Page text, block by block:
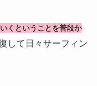
くということを普段か
して日々サーフィン